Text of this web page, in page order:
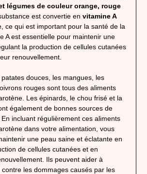
légumes de couleur orange, rouge
est convertie en vitamine A
ce qui est important pour la santé de la
A est essentielle pour maintenir une
la production de cellules cutanées
renouvellement.
douces, les mangues, les
rouges sont tous des aliments
Les épinards, le chou frisé et la
également de bonnes sources de
incluant régulièrement ces aliments
dans votre alimentation, vous
une peau saine et éclatante en
de cellules cutanées et en
Ils peuvent aider à
les dommages causés par les